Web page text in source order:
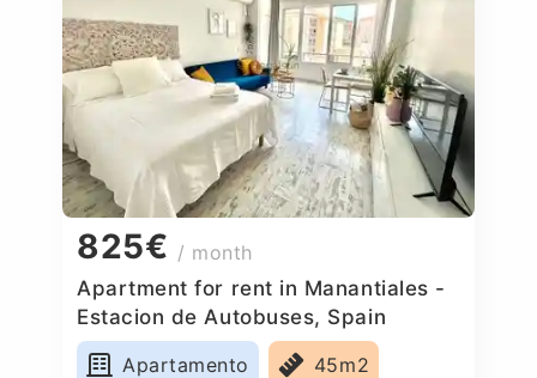
825€ / month
Apartment for rent in Manantiales -
Estacion de Autobuses, Spain
Apartamento
45m2